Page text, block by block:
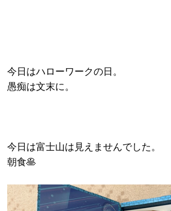
今日はハローワークの日。
愚痴は文末に。
今日は富士山は見えませんでした。
朝食🥞